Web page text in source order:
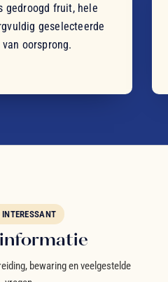
gedroogd fruit, hele
geselecteerde
oorsprong.
INTERESSANT
bewaring en veelgestelde